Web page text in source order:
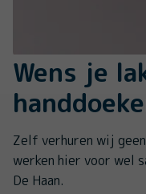
Wens je
Zelf verhuren wij
werken hier voor wel
De Haan.